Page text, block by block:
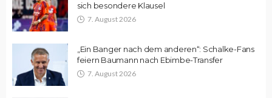
sich besondere Klausel
7. August 2026
„Ein Banger nach dem anderen“: Schalke-Fans
feiern Baumann nach Ebimbe-Transfer
7. August 2026